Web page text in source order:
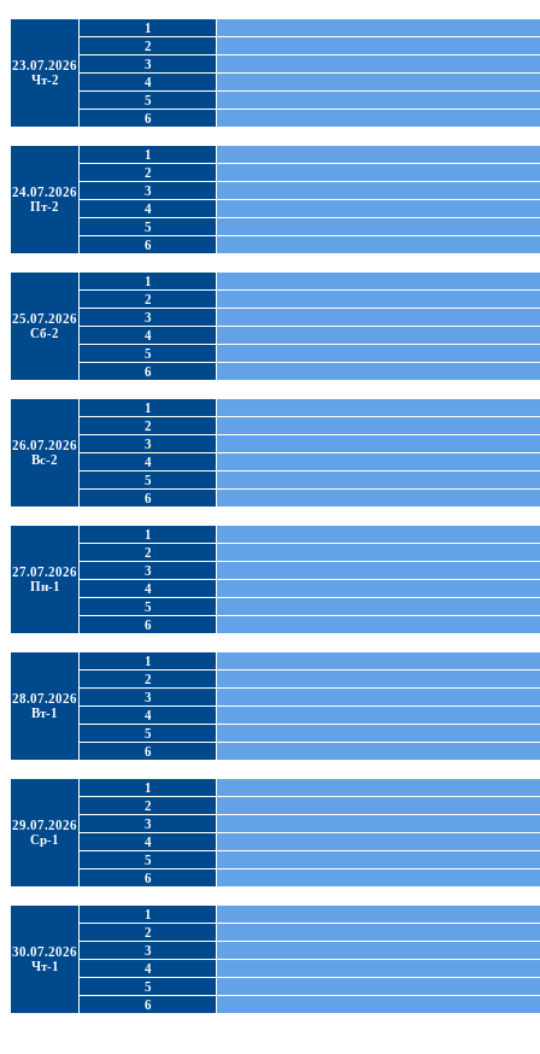
23.07.2026
Чт-2
1
2
3
4
5
6
24.07.2026
Пт-2
1
2
3
4
5
6
25.07.2026
Сб-2
1
2
3
4
5
6
26.07.2026
Вс-2
1
2
3
4
5
6
27.07.2026
Пн-1
1
2
3
4
5
6
28.07.2026
Вт-1
1
2
3
4
5
6
29.07.2026
Ср-1
1
2
3
4
5
6
30.07.2026
Чт-1
1
2
3
4
5
6